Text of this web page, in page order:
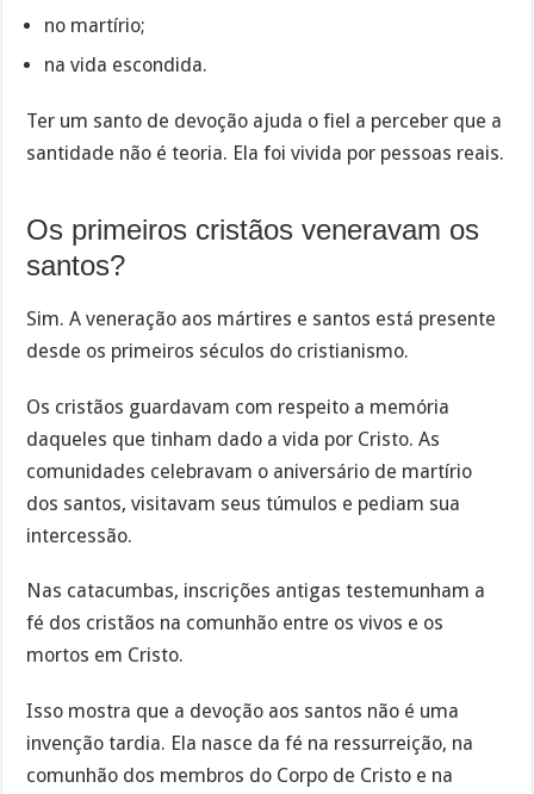
no martírio;
na vida escondida.
Ter um santo de devoção ajuda o fiel a perceber que a
santidade não é teoria. Ela foi vivida por pessoas reais.
Os primeiros cristãos veneravam os
santos?
Sim. A veneração aos mártires e santos está presente
desde os primeiros séculos do cristianismo.
Os cristãos guardavam com respeito a memória
daqueles que tinham dado a vida por Cristo. As
comunidades celebravam o aniversário de martírio
dos santos, visitavam seus túmulos e pediam sua
intercessão.
Nas catacumbas, inscrições antigas testemunham a
fé dos cristãos na comunhão entre os vivos e os
mortos em Cristo.
Isso mostra que a devoção aos santos não é uma
invenção tardia. Ela nasce da fé na ressurreição, na
comunhão dos membros do Corpo de Cristo e na